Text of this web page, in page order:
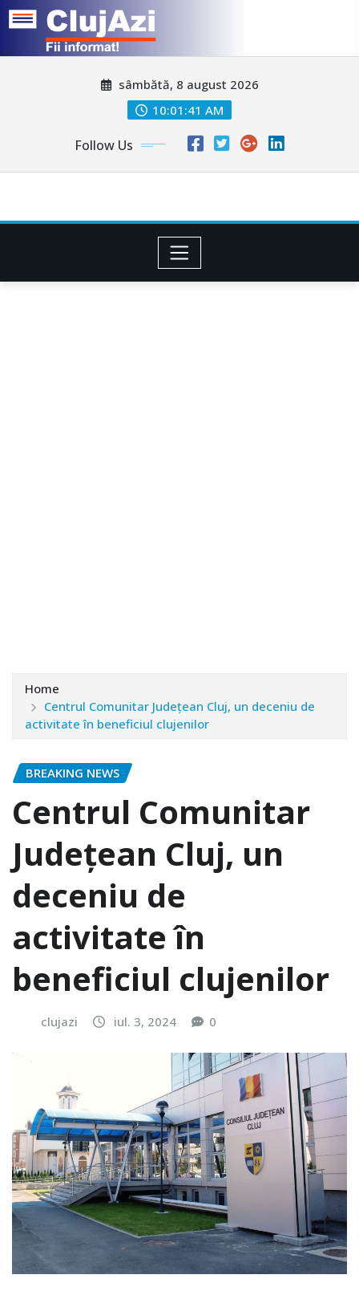
sâmbătă, 8 august 2026
10:01:43 AM
Follow Us
Home
Centrul Comunitar Județean Cluj, un deceniu de
activitate în beneficiul clujenilor
BREAKING NEWS
Centrul Comunitar
Județean Cluj, un
deceniu de
activitate în
beneficiul clujenilor
clujazi iul. 3, 2024 0